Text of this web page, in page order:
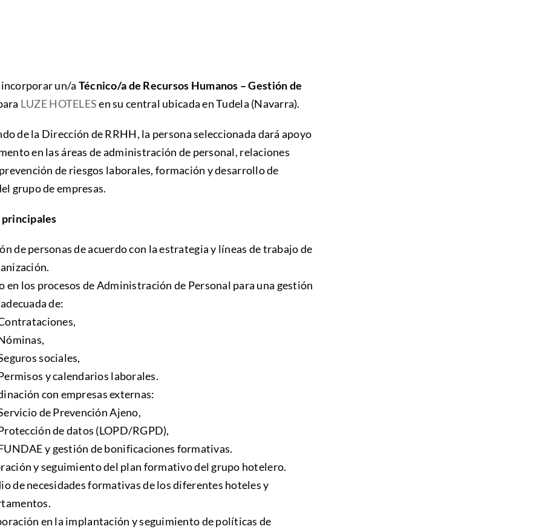
un/a Técnico/a de Recursos Humanos – Gestión de
LUZE HOTELESen su central ubicada en Tudela (Navarra).
de la Dirección de RRHH, la persona seleccionada dará apoyo
en las áreas de administración de personal, relaciones
de riesgos laborales, formación y desarrollo de
grupo de empresas.
principales
de personas de acuerdo con la estrategia y líneas de trabajo de
en los procesos de Administración de Personal para una gestión
de:
sociales,
y calendarios laborales.
con empresas externas:
de Prevención Ajeno,
de datos (LOPD/RGPD),
y gestión de bonificaciones formativas.
y seguimiento del plan formativo del grupo hotelero.
de necesidades formativas de los diferentes hoteles y
en la implantación y seguimiento de políticas de